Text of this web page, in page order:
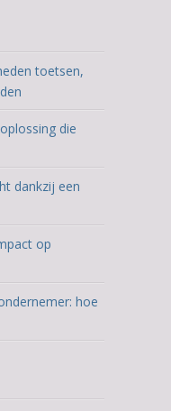
toetsen,
die
dankzij een
op
hoe